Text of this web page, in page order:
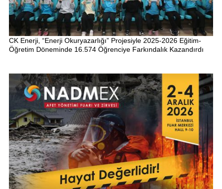
CK Enerji, “Enerji Okuryazarlığı” Projesiyle 2025-2026 Eğitim-
Öğretim Döneminde 16.574 Öğrenciye Farkındalık Kazandırdı